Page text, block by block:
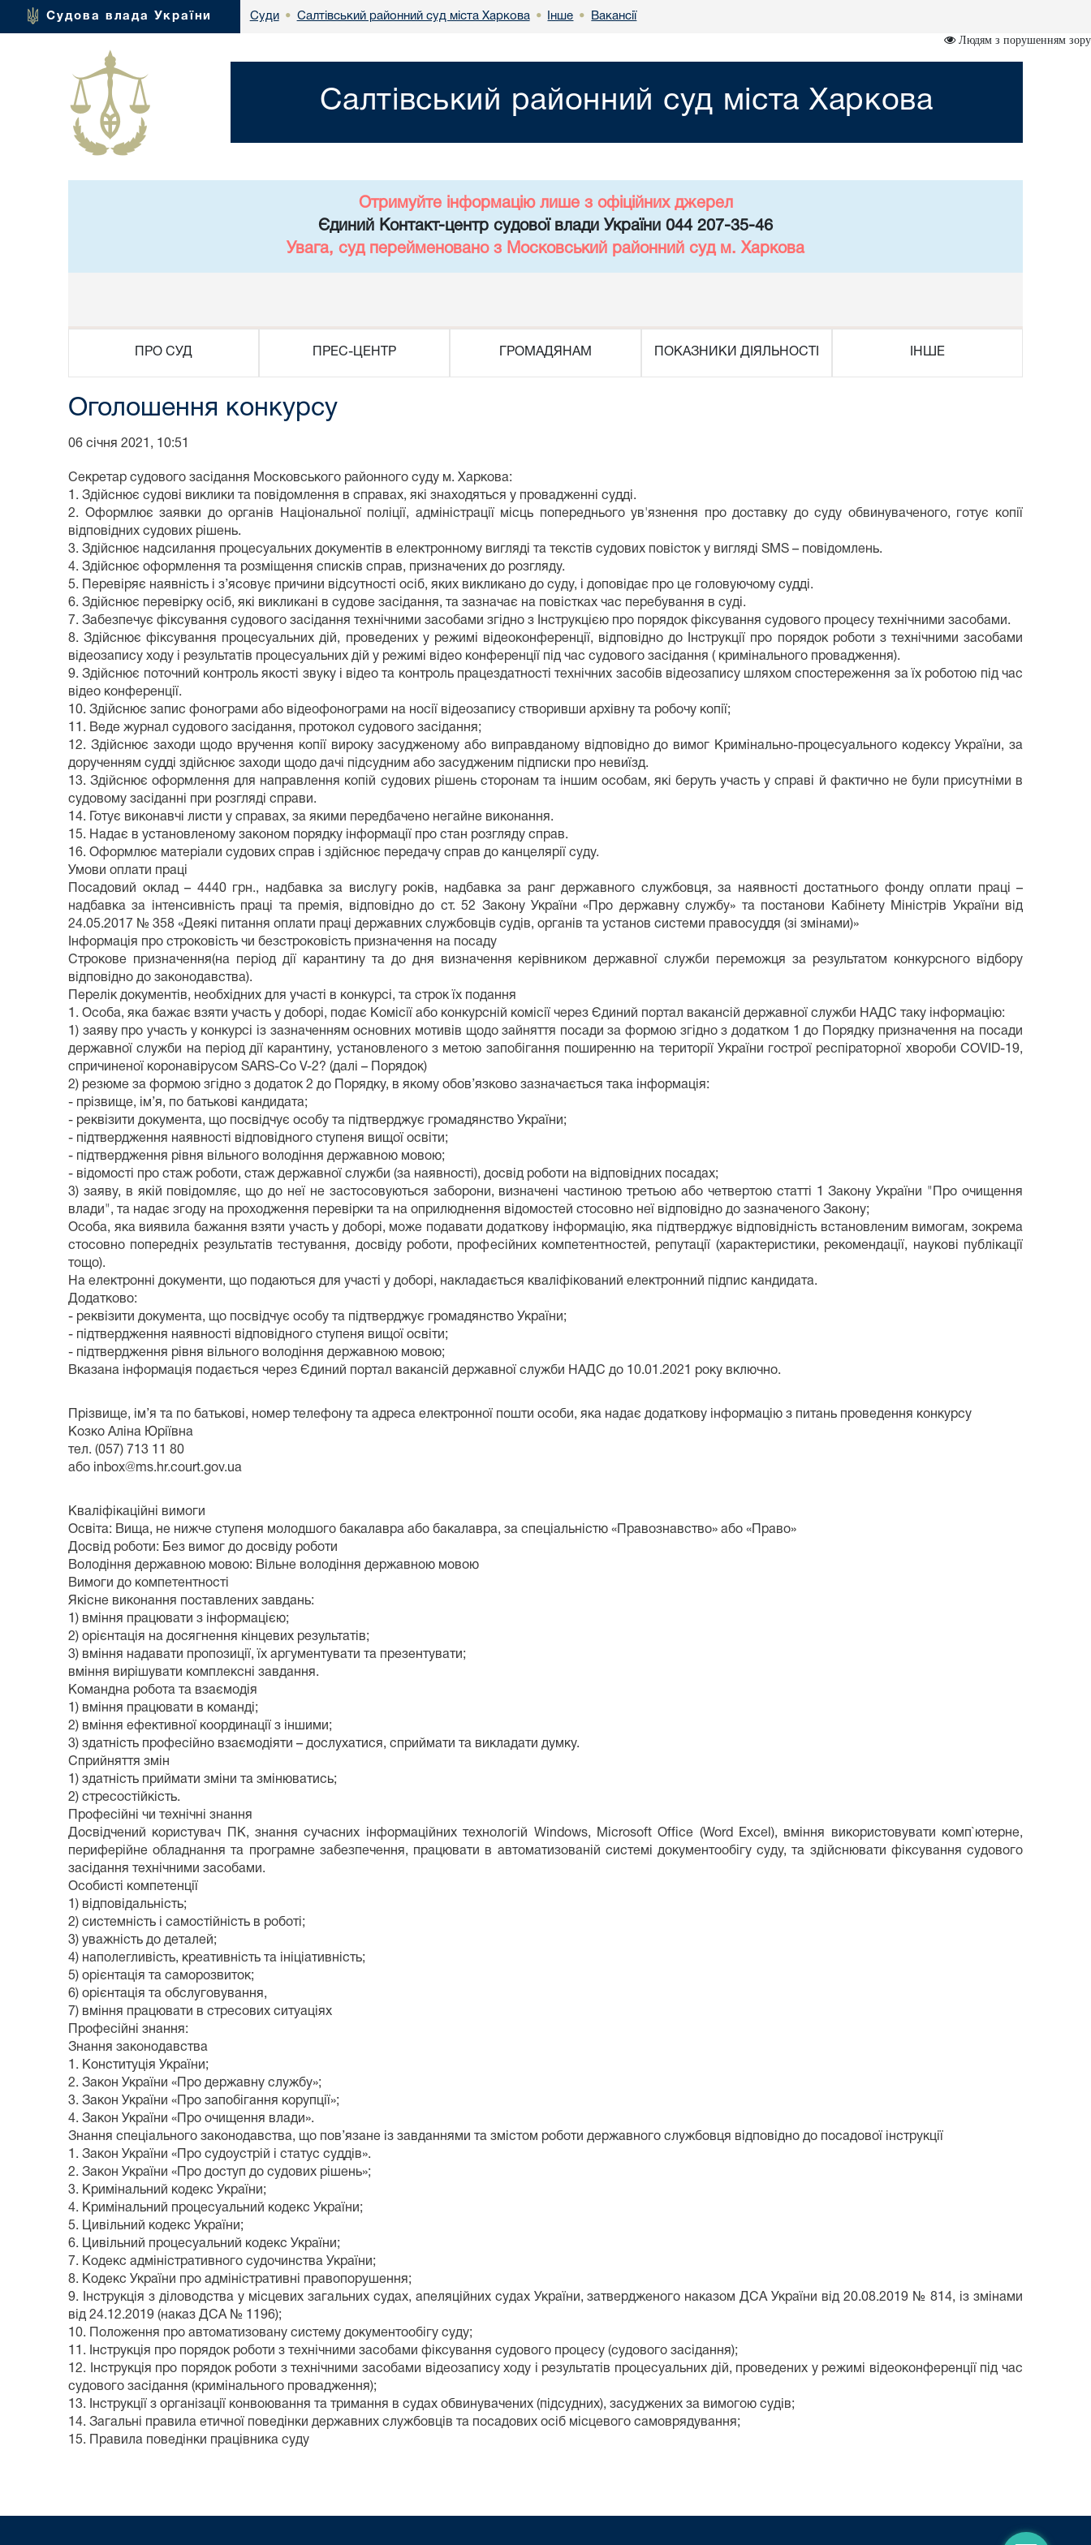
Судова влада України Суди • Салтівський районний суд міста Харкова • Інше • Вакансії
Людям з порушенням зору
Салтівський районний суд міста Харкова
Отримуйте інформацію лише з офіційних джерел
Єдиний Контакт-центр судової влади України 044 207-35-46
Увага, суд перейменовано з Московський районний суд м. Харкова
ПРО СУД ПРЕС-ЦЕНТР ГРОМАДЯНАМ ПОКАЗНИКИ ДІЯЛЬНОСТІ ІНШЕ
Оголошення конкурсу
06 січня 2021, 10:51
Секретар судового засідання Московського районного суду м. Харкова:
1. Здійснює судові виклики та повідомлення в справах, які знаходяться у провадженні судді.
2. Оформлює заявки до органів Національної поліції, адміністрації місць попереднього ув'язнення про доставку до суду обвинуваченого, готує копії
відповідних судових рішень.
3. Здійснює надсилання процесуальних документів в електронному вигляді та текстів судових повісток у вигляді SMS – повідомлень.
4. Здійснює оформлення та розміщення списків справ, призначених до розгляду.
5. Перевіряє наявність і з’ясовує причини відсутності осіб, яких викликано до суду, і доповідає про це головуючому судді.
6. Здійснює перевірку осіб, які викликані в судове засідання, та зазначає на повістках час перебування в суді.
7. Забезпечує фіксування судового засідання технічними засобами згідно з Інструкцією про порядок фіксування судового процесу технічними засобами.
8. Здійснює фіксування процесуальних дій, проведених у режимі відеоконференції, відповідно до Інструкції про порядок роботи з технічними засобами
відеозапису ходу і результатів процесуальних дій у режимі відео конференції під час судового засідання ( кримінального провадження).
9. Здійснює поточний контроль якості звуку і відео та контроль працездатності технічних засобів відеозапису шляхом спостереження за їх роботою під час
відео конференції.
10. Здійснює запис фонограми або відеофонограми на носії відеозапису створивши архівну та робочу копії;
11. Веде журнал судового засідання, протокол судового засідання;
12. Здійснює заходи щодо вручення копії вироку засудженому або виправданому відповідно до вимог Кримінально-процесуального кодексу України, за
дорученням судді здійснює заходи щодо дачі підсудним або засудженим підписки про невиїзд.
13. Здійснює оформлення для направлення копій судових рішень сторонам та іншим особам, які беруть участь у справі й фактично не були присутніми в
судовому засіданні при розгляді справи.
14. Готує виконавчі листи у справах, за якими передбачено негайне виконання.
15. Надає в установленому законом порядку інформації про стан розгляду справ.
16. Оформлює матеріали судових справ і здійснює передачу справ до канцелярії суду.
Умови оплати праці
Посадовий оклад – 4440 грн., надбавка за вислугу років, надбавка за ранг державного службовця, за наявності достатнього фонду оплати праці –
надбавка за інтенсивність праці та премія, відповідно до ст. 52 Закону України «Про державну службу» та постанови Кабінету Міністрів України від
24.05.2017 № 358 «Деякі питання оплати праці державних службовців судів, органів та установ системи правосуддя (зі змінами)»
Інформація про строковість чи безстроковість призначення на посаду
Строкове призначення(на період дії карантину та до дня визначення керівником державної служби переможця за результатом конкурсного відбору
відповідно до законодавства).
Перелік документів, необхідних для участі в конкурсі, та строк їх подання
1. Особа, яка бажає взяти участь у доборі, подає Комісії або конкурсній комісії через Єдиний портал вакансій державної служби НАДС таку інформацію:
1) заяву про участь у конкурсі із зазначенням основних мотивів щодо зайняття посади за формою згідно з додатком 1 до Порядку призначення на посади
державної служби на період дії карантину, установленого з метою запобігання поширенню на території України гострої респіраторної хвороби COVID-19,
спричиненої коронавірусом SARS-Co V-2? (далі – Порядок)
2) резюме за формою згідно з додаток 2 до Порядку, в якому обов’язково зазначається така інформація:
- прізвище, ім’я, по батькові кандидата;
- реквізити документа, що посвідчує особу та підтверджує громадянство України;
- підтвердження наявності відповідного ступеня вищої освіти;
- підтвердження рівня вільного володіння державною мовою;
- відомості про стаж роботи, стаж державної служби (за наявності), досвід роботи на відповідних посадах;
3) заяву, в якій повідомляє, що до неї не застосовуються заборони, визначені частиною третьою або четвертою статті 1 Закону України "Про очищення
влади", та надає згоду на проходження перевірки та на оприлюднення відомостей стосовно неї відповідно до зазначеного Закону;
Особа, яка виявила бажання взяти участь у доборі, може подавати додаткову інформацію, яка підтверджує відповідність встановленим вимогам, зокрема
стосовно попередніх результатів тестування, досвіду роботи, професійних компетентностей, репутації (характеристики, рекомендації, наукові публікації
тощо).
На електронні документи, що подаються для участі у доборі, накладається кваліфікований електронний підпис кандидата.
Додатково:
- реквізити документа, що посвідчує особу та підтверджує громадянство України;
- підтвердження наявності відповідного ступеня вищої освіти;
- підтвердження рівня вільного володіння державною мовою;
Вказана інформація подається через Єдиний портал вакансій державної служби НАДС до 10.01.2021 року включно.
Прізвище, ім’я та по батькові, номер телефону та адреса електронної пошти особи, яка надає додаткову інформацію з питань проведення конкурсу
Козко Аліна Юріївна
тел. (057) 713 11 80
або inbox@ms.hr.court.gov.ua
Кваліфікаційні вимоги
Освіта: Вища, не нижче ступеня молодшого бакалавра або бакалавра, за спеціальністю «Правознавство» або «Право»
Досвід роботи: Без вимог до досвіду роботи
Володіння державною мовою: Вільне володіння державною мовою
Вимоги до компетентності
Якісне виконання поставлених завдань:
1) вміння працювати з інформацією;
2) орієнтація на досягнення кінцевих результатів;
3) вміння надавати пропозиції, їх аргументувати та презентувати;
вміння вирішувати комплексні завдання.
Командна робота та взаємодія
1) вміння працювати в команді;
2) вміння ефективної координації з іншими;
3) здатність професійно взаємодіяти – дослухатися, сприймати та викладати думку.
Сприйняття змін
1) здатність приймати зміни та змінюватись;
2) стресостійкість.
Професійні чи технічні знання
Досвідчений користувач ПК, знання сучасних інформаційних технологій Windows, Microsoft Office (Word Excel), вміння використовувати комп`ютерне,
периферійне обладнання та програмне забезпечення, працювати в автоматизованій системі документообігу суду, та здійснювати фіксування судового
засідання технічними засобами.
Особисті компетенції
1) відповідальність;
2) системність і самостійність в роботі;
3) уважність до деталей;
4) наполегливість, креативність та ініціативність;
5) орієнтація та саморозвиток;
6) орієнтація та обслуговування,
7) вміння працювати в стресових ситуаціях
Професійні знання:
Знання законодавства
1. Конституція України;
2. Закон України «Про державну службу»;
3. Закон України «Про запобігання корупції»;
4. Закон України «Про очищення влади».
Знання спеціального законодавства, що пов’язане із завданнями та змістом роботи державного службовця відповідно до посадової інструкції
1. Закон України «Про судоустрій і статус суддів».
2. Закон України «Про доступ до судових рішень»;
3. Кримінальний кодекс України;
4. Кримінальний процесуальний кодекс України;
5. Цивільний кодекс України;
6. Цивільний процесуальний кодекс України;
7. Кодекс адміністративного судочинства України;
8. Кодекс України про адміністративні правопорушення;
9. Інструкція з діловодства у місцевих загальних судах, апеляційних судах України, затвердженого наказом ДСА України від 20.08.2019 № 814, із змінами
від 24.12.2019 (наказ ДСА № 1196);
10. Положення про автоматизовану систему документообігу суду;
11. Інструкція про порядок роботи з технічними засобами фіксування судового процесу (судового засідання);
12. Інструкція про порядок роботи з технічними засобами відеозапису ходу і результатів процесуальних дій, проведених у режимі відеоконференції під час
судового засідання (кримінального провадження);
13. Інструкції з організації конвоювання та тримання в судах обвинувачених (підсудних), засуджених за вимогою судів;
14. Загальні правила етичної поведінки державних службовців та посадових осіб місцевого самоврядування;
15. Правила поведінки працівника суду